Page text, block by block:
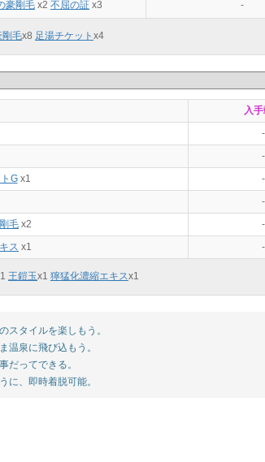
豪剛毛 x2 不屈の証 x3 -
剛毛x8 足湯チケット x4
入
-
-
Gx1
-
-
毛 x2
-
ス x1
-
1 王鎧玉x1 獰猛化濃縮エキスx1
スタイルを楽しもう。
温泉に飛び込もう。
だってできる。
に、即時着脱可能。